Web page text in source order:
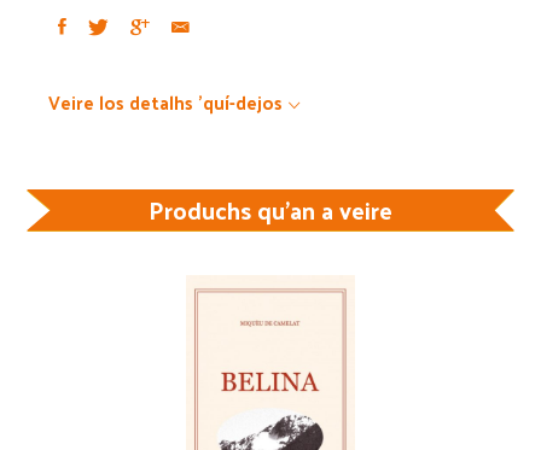
lions
Veire los detalhs 'quí-dejos
Produchs qu'an a veire